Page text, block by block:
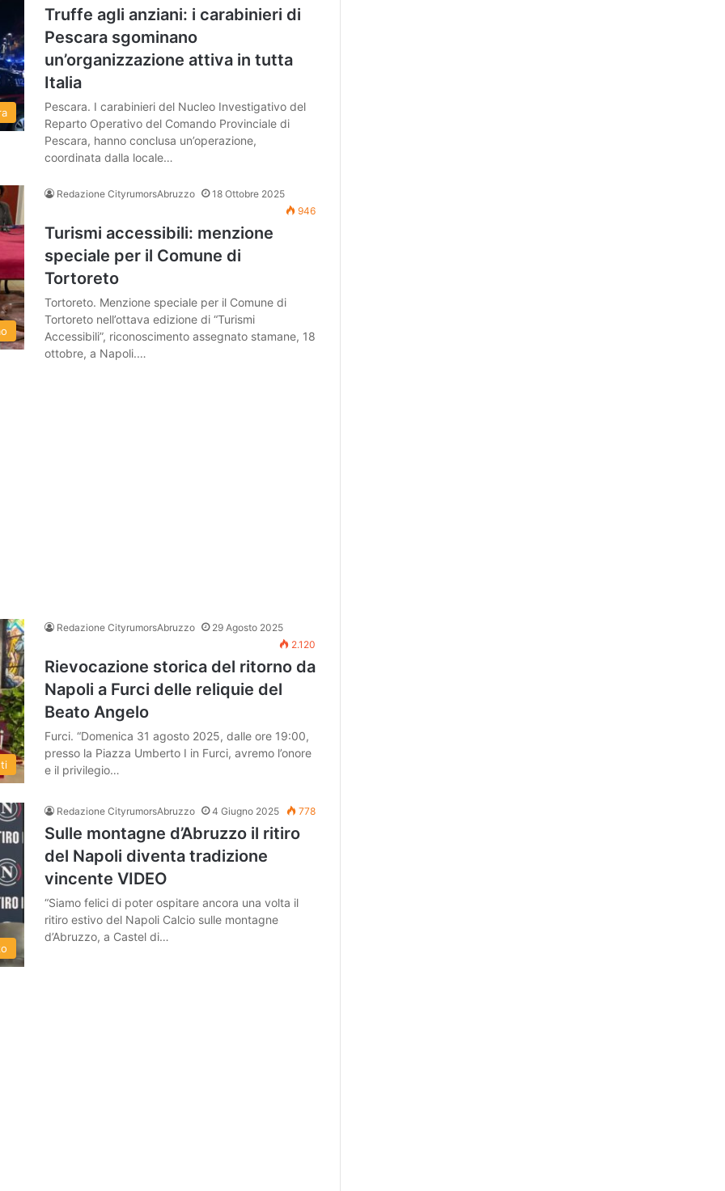
Truffe agli anziani: i carabinieri di
Pescara sgominano
un’organizzazione attiva in tutta
Italia
Pescara. I carabinieri del Nucleo Investigativo del
Reparto Operativo del Comando Provinciale di
Pescara, hanno conclusa un’operazione,
coordinata dalla locale…
Redazione CityrumorsAbruzzo
18 Ottobre 2025
946
Turismi accessibili: menzione
speciale per il Comune di
Tortoreto
Tortoreto. Menzione speciale per il Comune di
Tortoreto nell’ottava edizione di “Turismi
Accessibili”, riconoscimento assegnato stamane, 18
ottobre, a Napoli.…
Redazione CityrumorsAbruzzo
29 Agosto 2025
2.120
Rievocazione storica del ritorno da
Napoli a Furci delle reliquie del
Beato Angelo
Furci. “Domenica 31 agosto 2025, dalle ore 19:00,
presso la Piazza Umberto I in Furci, avremo l’onore
e il privilegio…
Redazione CityrumorsAbruzzo 4 Giugno 2025 778
Sulle montagne d’Abruzzo il ritiro
del Napoli diventa tradizione
vincente VIDEO
“Siamo felici di poter ospitare ancora una volta il
ritiro estivo del Napoli Calcio sulle montagne
d’Abruzzo, a Castel di…